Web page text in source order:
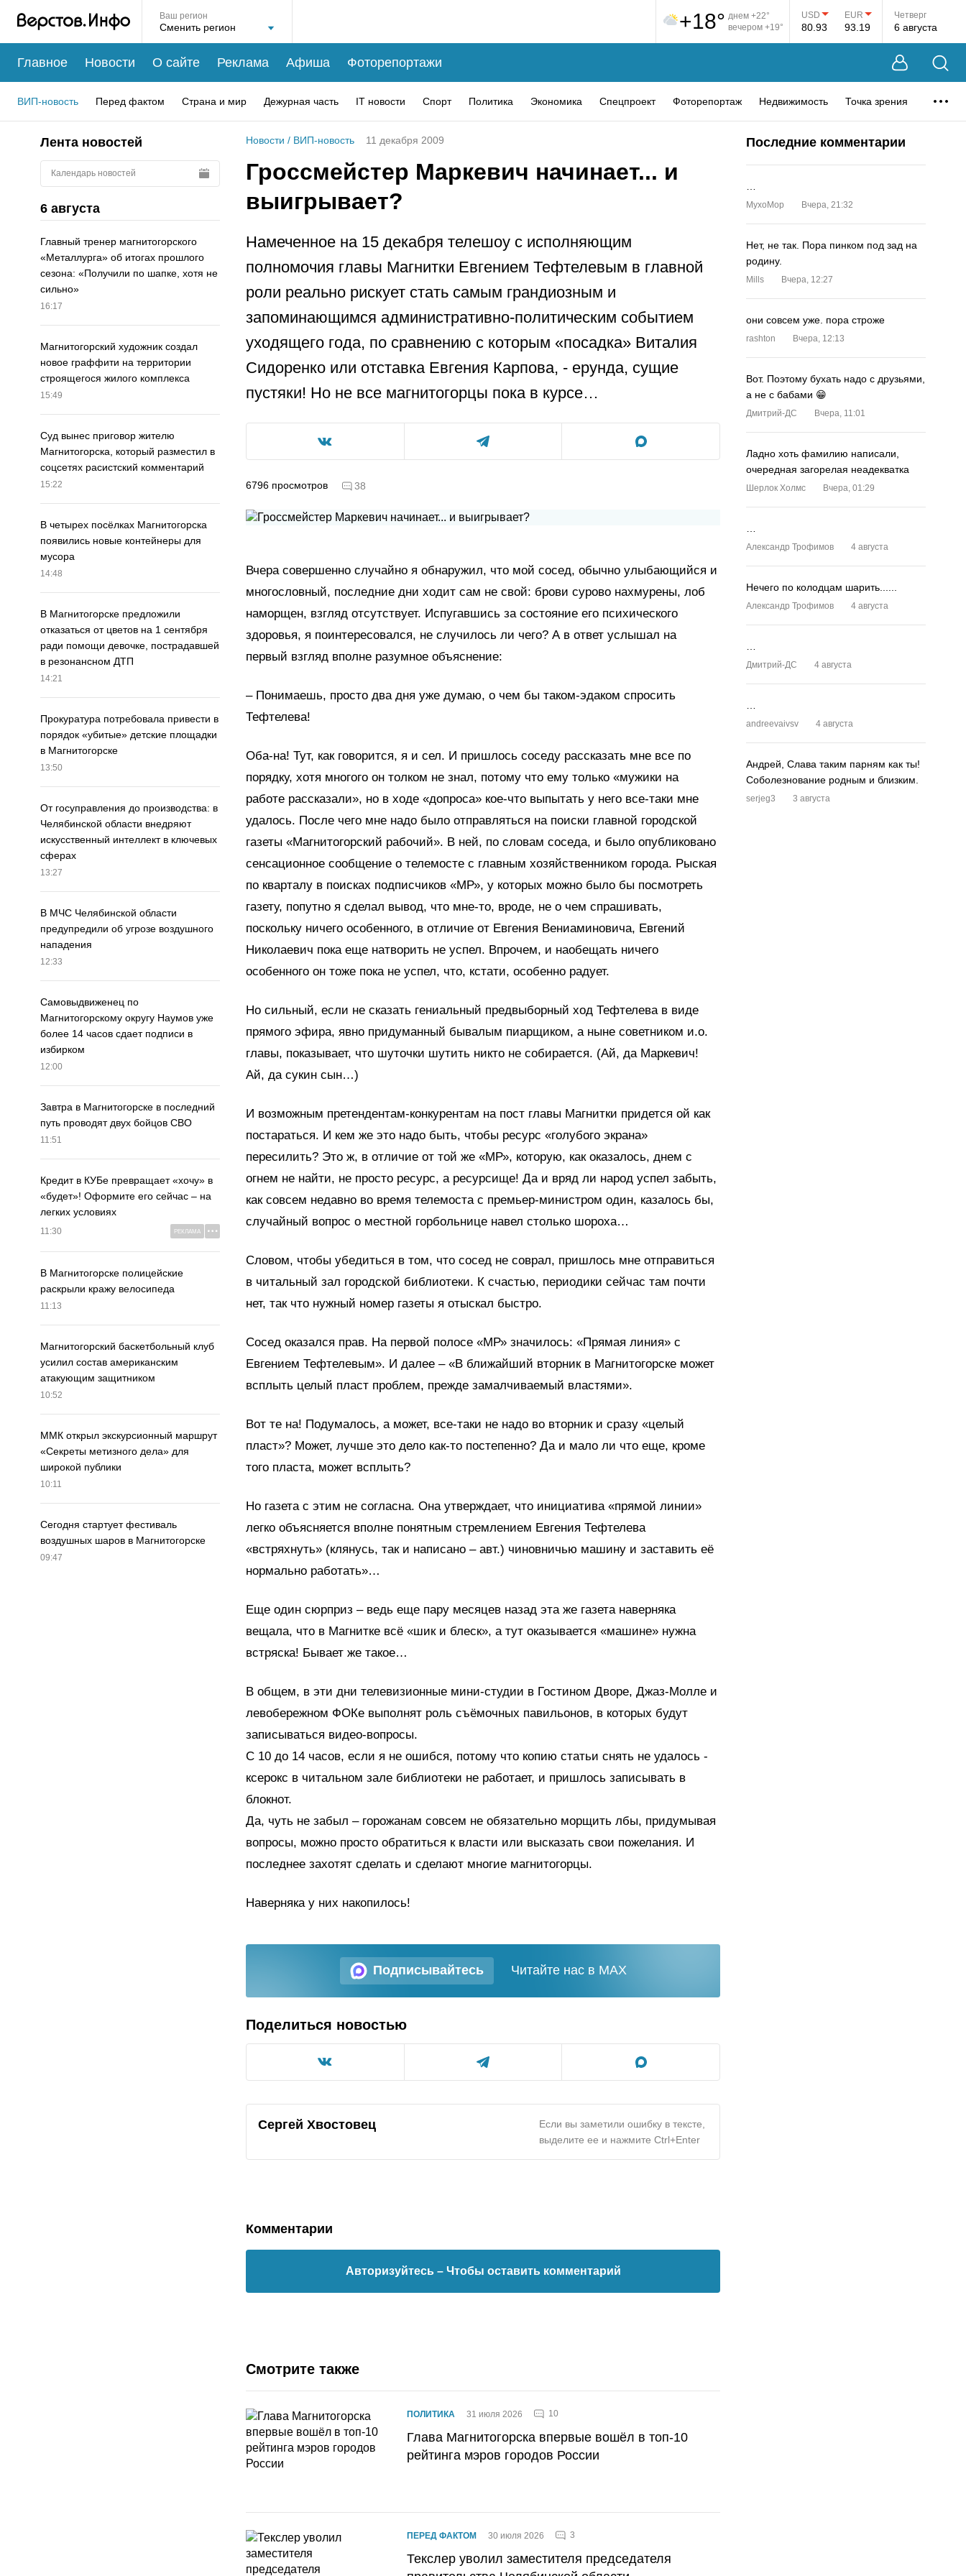
Ваш регион +18° днем +22°
вечером +19°
USD
80.93
EUR
93.19
Четверг
6 августа
Главное Новости О сайте Реклама Афиша Фоторепортажи
ВИП-новость Перед фактом Страна и мир Дежурная часть IT новости Спорт Политика Экономика Спецпроект Фоторепортаж Недвижимость Точка зрения
Лента новостей
Календарь новостей
6 августа
Главный тренер магнитогорского
«Металлурга» об итогах прошлого
сезона: «Получили по шапке, хотя не
сильно»
16:17
Магнитогорский художник создал
новое граффити на территории
строящегося жилого комплекса
15:49
Суд вынес приговор жителю
Магнитогорска, который разместил в
соцсетях расистский комментарий
15:22
В четырех посёлках Магнитогорска
появились новые контейнеры для
мусора
14:48
В Магнитогорске предложили
отказаться от цветов на 1 сентября
ради помощи девочке, пострадавшей
в резонансном ДТП
14:21
Прокуратура потребовала привести в
порядок «убитые» детские площадки
в Магнитогорске
13:50
От госуправления до производства: в
Челябинской области внедряют
искусственный интеллект в ключевых
сферах
13:27
В МЧС Челябинской области
предупредили об угрозе воздушного
нападения
12:33
Самовыдвиженец по
Магнитогорскому округу Наумов уже
более 14 часов сдает подписи в
избирком
12:00
Завтра в Магнитогорске в последний
путь проводят двух бойцов СВО
11:51
Кредит в КУБе превращает «хочу» в
«будет»! Оформите его сейчас – на
легких условиях
11:30 РЕКЛАМА
В Магнитогорске полицейские
раскрыли кражу велосипеда
11:13
Магнитогорский баскетбольный клуб
усилил состав американским
атакующим защитником
10:52
ММК открыл экскурсионный маршрут
«Секреты метизного дела» для
широкой публики
10:11
Сегодня стартует фестиваль
воздушных шаров в Магнитогорске
09:47
Новости / ВИП-новость 11 декабря 2009
Гроссмейстер Маркевич начинает... и
выигрывает?
Намеченное на 15 декабря телешоу с исполняющим
полномочия главы Магнитки Евгением Тефтелевым в главной
роли реально рискует стать самым грандиозным и
запоминающимся административно-политическим событием
уходящего года, по сравнению с которым «посадка» Виталия
Сидоренко или отставка Евгения Карпова, - ерунда, сущие
пустяки! Но не все магнитогорцы пока в курсе…
6796 просмотров 38
Вчера совершенно случайно я обнаружил, что мой сосед, обычно улыбающийся и
многословный, последние дни ходит сам не свой: брови сурово нахмурены, лоб
наморщен, взгляд отсутствует. Испугавшись за состояние его психического
здоровья, я поинтересовался, не случилось ли чего? А в ответ услышал на
первый взгляд вполне разумное объяснение:
– Понимаешь, просто два дня уже думаю, о чем бы таком-эдаком спросить
Тефтелева!
Оба-на! Тут, как говорится, я и сел. И пришлось соседу рассказать мне все по
порядку, хотя многого он толком не знал, потому что ему только «мужики на
работе рассказали», но в ходе «допроса» кое-что выпытать у него все-таки мне
удалось. После чего мне надо было отправляться на поиски главной городской
газеты «Магнитогорский рабочий». В ней, по словам соседа, и было опубликовано
сенсационное сообщение о телемосте с главным хозяйственником города. Рыская
по кварталу в поисках подписчиков «МР», у которых можно было бы посмотреть
газету, попутно я сделал вывод, что мне-то, вроде, не о чем спрашивать,
поскольку ничего особенного, в отличие от Евгения Вениаминовича, Евгений
Николаевич пока еще натворить не успел. Впрочем, и наобещать ничего
особенного он тоже пока не успел, что, кстати, особенно радует.
Но сильный, если не сказать гениальный предвыборный ход Тефтелева в виде
прямого эфира, явно придуманный бывалым пиарщиком, а ныне советником и.о.
главы, показывает, что шуточки шутить никто не собирается. (Ай, да Маркевич!
Ай, да сукин сын…)
И возможным претендентам-конкурентам на пост главы Магнитки придется ой как
постараться. И кем же это надо быть, чтобы ресурс «голубого экрана»
пересилить? Это ж, в отличие от той же «МР», которую, как оказалось, днем с
огнем не найти, не просто ресурс, а ресурсище! Да и вряд ли народ успел забыть,
как совсем недавно во время телемоста с премьер-министром один, казалось бы,
случайный вопрос о местной горбольнице навел столько шороха…
Словом, чтобы убедиться в том, что сосед не соврал, пришлось мне отправиться
в читальный зал городской библиотеки. К счастью, периодики сейчас там почти
нет, так что нужный номер газеты я отыскал быстро.
Сосед оказался прав. На первой полосе «МР» значилось: «Прямая линия» с
Евгением Тефтелевым». И далее – «В ближайший вторник в Магнитогорске может
всплыть целый пласт проблем, прежде замалчиваемый властями».
Вот те на! Подумалось, а может, все-таки не надо во вторник и сразу «целый
пласт»? Может, лучше это дело как-то постепенно? Да и мало ли что еще, кроме
того пласта, может всплыть?
Но газета с этим не согласна. Она утверждает, что инициатива «прямой линии»
легко объясняется вполне понятным стремлением Евгения Тефтелева
«встряхнуть» (клянусь, так и написано – авт.) чиновничью машину и заставить её
нормально работать»…
Еще один сюрприз – ведь еще пару месяцев назад эта же газета наверняка
вещала, что в Магнитке всё «шик и блеск», а тут оказывается «машине» нужна
встряска! Бывает же такое…
В общем, в эти дни телевизионные мини-студии в Гостином Дворе, Джаз-Молле и
левобережном ФОКе выполнят роль съёмочных павильонов, в которых будут
записываться видео-вопросы.
С 10 до 14 часов, если я не ошибся, потому что копию статьи снять не удалось -
ксерокс в читальном зале библиотеки не работает, и пришлось записывать в
блокнот.
Да, чуть не забыл – горожанам совсем не обязательно морщить лбы, придумывая
вопросы, можно просто обратиться к власти или высказать свои пожелания. И
последнее захотят сделать и сделают многие магнитогорцы.
Наверняка у них накопилось!
Подписывайтесь Читайте нас в MAX
Поделиться новостью
Сергей Хвостовец
Если вы заметили ошибку в тексте,
выделите ее и нажмите Ctrl+Enter
Комментарии
Авторизуйтесь – Чтобы оставить комментарий
Смотрите также
ПОЛИТИКА 31 июля 2026 10
Глава Магнитогорска впервые вошёл в топ-10
рейтинга мэров городов России
ПЕРЕД ФАКТОМ 30 июля 2026 3
Текслер уволил заместителя председателя
Последние комментарии
MyxoMop Вчера, 21:32
Нет, не так. Пора пинком под зад на
родину.
Mills Вчера, 12:27
они совсем уже. пора строже
rashton Вчера, 12:13
Вот. Поэтому бухать надо с друзьями,
а не с бабами 😁
Дмитрий-ДС Вчера, 11:01
Ладно хоть фамилию написали,
очередная загорелая неадекватка
Шерлок Холмс Вчера, 01:29
Александр Трофимов 4 августа
Нечего по колодцам шарить......
Александр Трофимов 4 августа
Дмитрий-ДС 4 августа
andreevaivsv 4 августа
Андрей, Слава таким парням как ты!
Соболезнование родным и близким.
serjeg3 3 августа